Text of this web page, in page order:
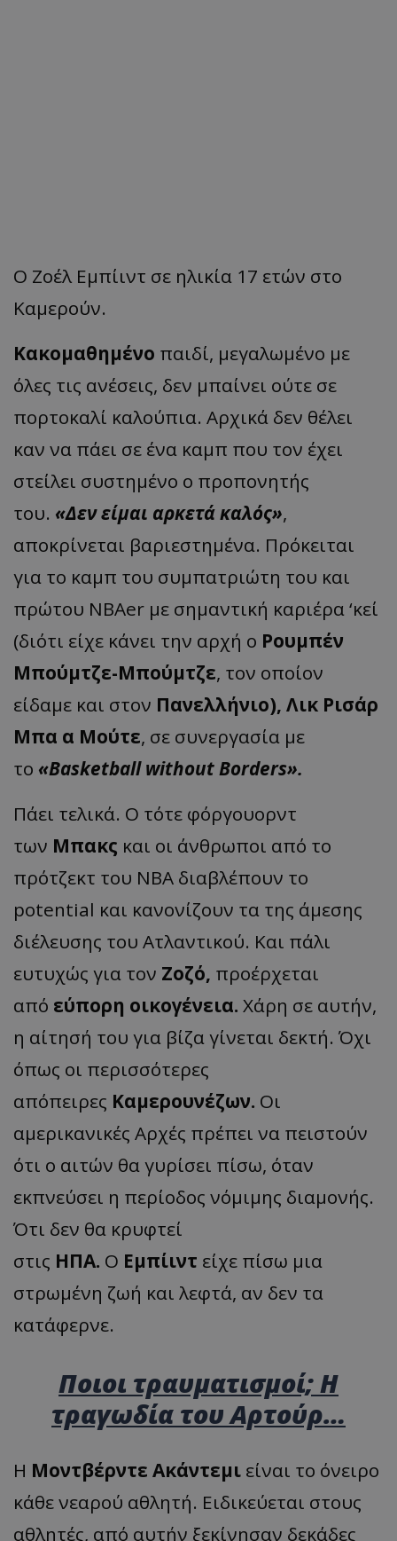
Ο Ζοέλ Εμπίιντ σε ηλικία 17 ετών στο
Καμερούν.
Κακομαθημένο παιδί, μεγαλωμένο με
όλες τις ανέσεις, δεν μπαίνει ούτε σε
πορτοκαλί καλούπια. Αρχικά δεν θέλει
καν να πάει σε ένα καμπ που τον έχει
στείλει συστημένο ο προπονητής
του. «Δεν είμαι αρκετά καλός»,
αποκρίνεται βαριεστημένα. Πρόκειται
για το καμπ του συμπατριώτη του και
πρώτου ΝΒΑer με σημαντική καριέρα ‘κεί
(διότι είχε κάνει την αρχή ο Ρουμπέν
Μπούμτζε-Μπούμτζε, τον οποίον
είδαμε και στον Πανελλήνιο), Λικ Ρισάρ
Μπα α Μούτε, σε συνεργασία με
το «Basketball without Borders».
Πάει τελικά. Ο τότε φόργουορντ
των Μπακς και οι άνθρωποι από το
πρότζεκτ του ΝΒΑ διαβλέπουν το
potential και κανονίζουν τα της άμεσης
διέλευσης του Ατλαντικού. Και πάλι
ευτυχώς για τον Ζοζό, προέρχεται
από εύπορη οικογένεια. Χάρη σε αυτήν,
η αίτησή του για βίζα γίνεται δεκτή. Όχι
όπως οι περισσότερες
απόπειρες Καμερουνέζων. Οι
αμερικανικές Αρχές πρέπει να πειστούν
ότι ο αιτών θα γυρίσει πίσω, όταν
εκπνεύσει η περίοδος νόμιμης διαμονής.
Ότι δεν θα κρυφτεί
στις ΗΠΑ. Ο Εμπίιντ είχε πίσω μια
στρωμένη ζωή και λεφτά, αν δεν τα
κατάφερνε.
Ποιοι τραυματισμοί; Η
τραγωδία του Αρτούρ…
Η Μοντβέρντε Ακάντεμι είναι το όνειρο
κάθε νεαρού αθλητή. Ειδικεύεται στους
αθλητές, από αυτήν ξεκίνησαν δεκάδες